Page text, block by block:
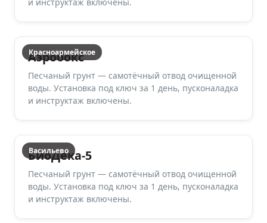
Красноармейское
Аэробокс
Песчаный грунт — самотёчный отвод очищенной
воды. Установка под ключ за 1 день, пусконаладка
и инструктаж включены.
Васильево
БиоДека-5
Песчаный грунт — самотёчный отвод очищенной
воды. Установка под ключ за 1 день, пусконаладка
и инструктаж включены.